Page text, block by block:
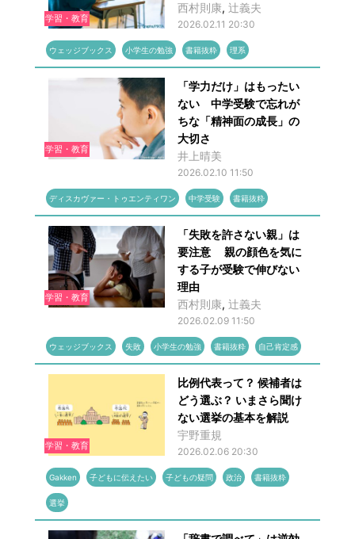
学習・教育
西村則康, 辻󠄀義夫
2026.02.11 20:30
ウェッジブックス 小学生の勉強 書籍抜粋 理系
学習・教育
「学力だけ」はもったい
ない 中学受験で忘れが
ちな「精神面の成長」の
大切さ
井上晴美
2026.02.10 11:50
ディスカヴァー・トゥエンティワン 中学受験 書籍抜粋
学習・教育
「失敗を許さない親」は
要注意 親の顔色を気に
する子が受験で伸びない
理由
西村則康, 辻󠄀義夫
2026.02.09 11:50
ウェッジブックス 失敗 小学生の勉強 書籍抜粋 自己肯定感
学習・教育
比例代表って？ 候補者は
どう選ぶ？ いまさら聞け
ない選挙の基本を解説
宇野重規
2026.02.06 20:30
Gakken 子どもに伝えたい 子どもの疑問 政治 書籍抜粋
選挙